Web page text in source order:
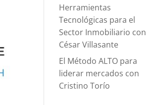
Herramientas
Tecnológicas para el
Sector Inmobiliario con
César Villasante
El Método ALTO para
liderar mercados con
Cristino Torío